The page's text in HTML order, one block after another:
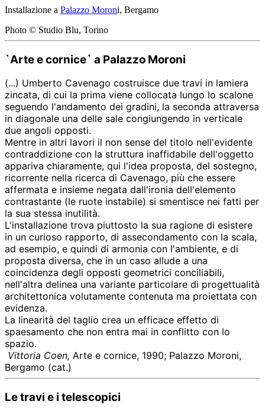
Installazione a Palazzo Moroni, Bergamo
Photo © Studio Blu, Torino
`Arte e cornice` a Palazzo Moroni
(...) Umberto Cavenago costruisce due travi in lamiera
zincata, di cui la prima viene collocata lungo lo scalone
seguendo l'andamento dei gradini, la seconda attraversa
in diagonale una delle sale congiungendo in verticale
due angoli opposti.
Mentre in altri lavori il non sense del titolo nell'evidente
contraddizione con la struttura inaffidabile dell'oggetto
appariva chiaramente, qui l'idea proposta, del sostegno,
ricorrente nella ricerca di Cavenago, più che essere
affermata e insieme negata dall'ironia dell'elemento
contrastante (le ruote instabile) si smentisce nei fatti per
la sua stessa inutilità.
L'installazione trova piuttosto la sua ragione di esistere
in un curioso rapporto, di assecondamento con la scala,
ad esempio, e quindi di armonia con l'ambiente, e di
proposta diversa, che in un caso allude a una
coincidenza degli opposti geometrici conciliabili,
nell'altra delinea una variante particolare di progettualità
architettonica volutamente contenuta ma proiettata con
evidenza.
La linearità del taglio crea un efficace effetto di
spaesamento che non entra mai in conflitto con lo
spazio.
Vittoria Coen, Arte e cornice, 1990; Palazzo Moroni,
Bergamo (cat.)
Le travi e i telescopici